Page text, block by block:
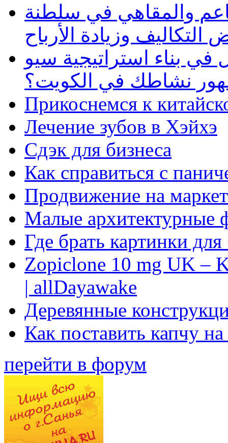
والمقاهي في سلطنة
وزيادة الأرباح
بناء استراتيجية سيو
نشاطك في الكويت؟
Прикоснемся к
Лечение зубов в Хэйхэ
Сдэк для бизнеса
Как справиться с
Продвижение на
Малые архитектурные
Где брать картинки
Zopiclone 10 mg UK –
| allDayawake
Деревянные
Как поставить капчу
перейти в форум